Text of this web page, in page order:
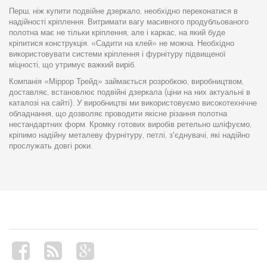
Перш, ніж купити подвійне дзеркало, необхідно переконатися в
надійності кріплення. Витримати вагу масивного продубльованого
полотна має не тільки кріплення, але і каркас, на який буде
кріпитися конструкція. «Садити на клей» не можна. Необхідно
використовувати системи кріплення і фурнітуру підвищеної
міцності, що утримує важкий виріб.
Компанія «Міррор Трейд» займається розробкою, виробництвом,
доставляє, встановлює подвійні дзеркала (ціни на них актуальні в
каталозі на сайті). У виробництві ми використовуємо високотехнічне
обладнання, що дозволяє проводити якісне різання полотна
нестандартних форм. Кромку готових виробів ретельно шліфуємо,
кріпимо надійну металеву фурнітуру, петлі, з'єднувачі, які надійно
прослужать довгі роки.